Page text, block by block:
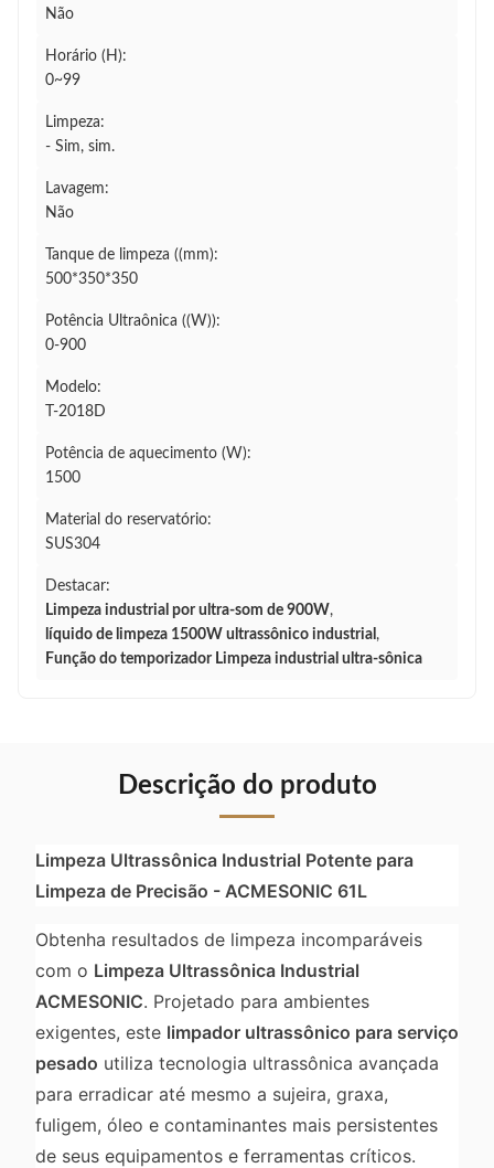
Não
Horário (H):
0~99
Limpeza:
- Sim, sim.
Lavagem:
Não
Tanque de limpeza ((mm):
500*350*350
Potência Ultraônica ((W)):
0-900
Modelo:
T-2018D
Potência de aquecimento (W):
1500
Material do reservatório:
SUS304
Destacar:
Limpeza industrial por ultra-som de 900W,
líquido de limpeza 1500W ultrassônico industrial ,
Função do temporizador Limpeza industrial ultra-sônica
Descrição do produto
Limpeza Ultrassônica Industrial Potente para
Limpeza de Precisão - ACMESONIC 61L
Obtenha resultados de limpeza incomparáveis
com o Limpeza Ultrassônica Industrial
ACMESONIC. Projetado para ambientes
exigentes, este limpador ultrassônico para serviço
pesado utiliza tecnologia ultrassônica avançada
para erradicar até mesmo a sujeira, graxa,
fuligem, óleo e contaminantes mais persistentes
de seus equipamentos e ferramentas críticos.